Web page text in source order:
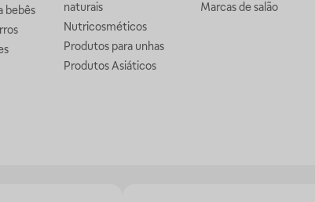
bebês
naturais
Nutricosméticos
Produtos para unhas
Produtos Asiáticos
Marcas de salão